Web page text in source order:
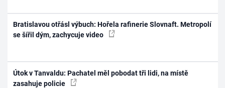
Bratislavou otřásl výbuch: Hořela rafinerie Slovnaft. Metropolí
se šířil dým, zachycuje video
Útok v Tanvaldu: Pachatel měl pobodat tři lidi, na místě
zasahuje policie